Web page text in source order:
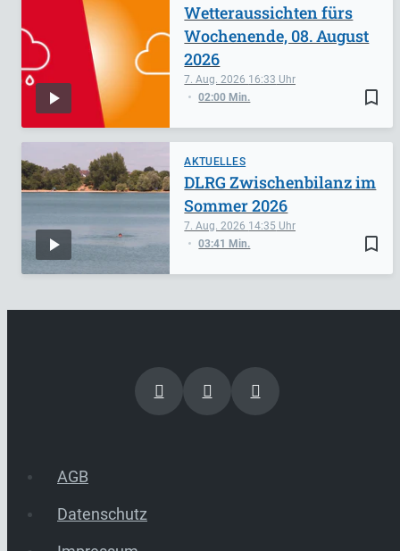
bookmark_border
7. Aug. 2026 16:33
02:00 Min.
Wetteraussichten fürs
Wochenende, 08. August
2026
AKTUELLES
bookmark_border
7. Aug. 2026 14:35
03:41 Min.
DLRG Zwischenbilanz im
Sommer 2026
AGB
Datenschutz